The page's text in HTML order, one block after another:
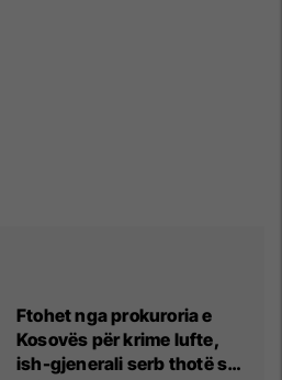
Ftohet nga prokuroria e
Kosovës për krime lufte,
ish-gjenerali serb thotë se